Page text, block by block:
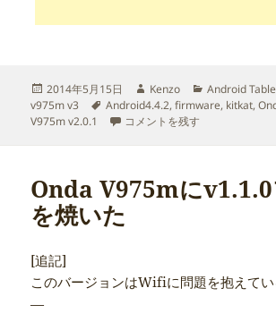
投
稿
日:
2014年5月15日
作
成
者
Kenzo
カ
テ
Android
v975m v3
タ
グ
Android4.4.2,firmware, kitkat,
V975m v2.0.1
Onda V975mのv2.0.1ファー
コメントを残す
Onda V975mに
を焼いた
[追記]
このバージョンはWifiに問題を抱えてい
—